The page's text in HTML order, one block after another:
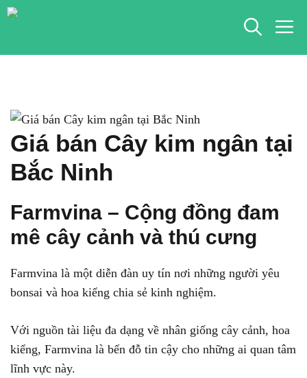
Chuyển
Giá bán Cây kim ngân tại
Bắc Ninh
Farmvina – Cộng đồng đam
mê cây cảnh và thú cưng
Farmvina là một diễn đàn uy tín nơi những người yêu
bonsai và hoa kiểng chia sẻ kinh nghiệm.
Với nguồn tài liệu đa dạng về nhân giống cây cảnh, hoa
kiểng, Farmvina là bến đỗ tin cậy cho những ai quan tâm
lĩnh vực này.